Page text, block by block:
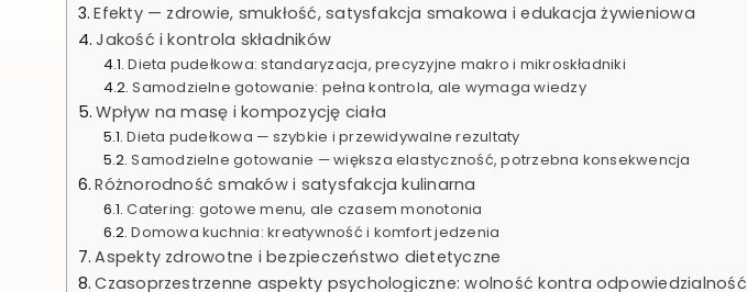
Efekty — zdrowie, smukłość, satysfakcja smakowa i edukacja żywieniowa
Jakość i kontrola składników
Dieta pudełkowa: standaryzacja, precyzyjne makro i mikroskładniki
Samodzielne gotowanie: pełna kontrola, ale wymaga wiedzy
Wpływ na masę i kompozycję ciała
Dieta pudełkowa — szybkie i przewidywalne rezultaty
Samodzielne gotowanie — większa elastyczność, potrzebna konsekwencja
Różnorodność smaków i satysfakcja kulinarna
Catering: gotowe menu, ale czasem monotonia
Domowa kuchnia: kreatywność i komfort jedzenia
Aspekty zdrowotne i bezpieczeństwo dietetyczne
Czasoprzestrzenne aspekty psychologiczne: wolność kontra odpowiedzialność